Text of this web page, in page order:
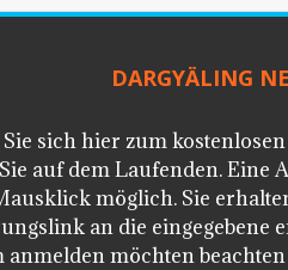
DARGYÄLING
sich hier zum
auf dem Laufenden. Eine
möglich. Sie
an die eingegebene
anmelden möchten beachten